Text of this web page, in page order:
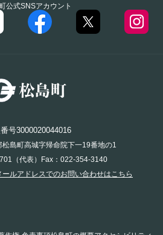
公式SNSアカウント
号3000020044016
島町高城字帰命院下一19番地の1
（代表）Fax：022-354-3140
ールアドレスでのお問い合わせはこちら